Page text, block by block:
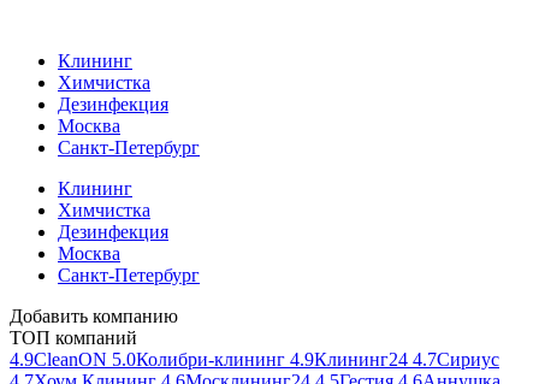
Клининг
Химчистка
Дезинфекция
Москва
Санкт-Петербург
Клининг
Химчистка
Дезинфекция
Москва
Санкт-Петербург
Добавить компанию
ТОП компаний
4.9CleanON 5.0Колибри-клининг 4.9Клининг24 4.7Сириус